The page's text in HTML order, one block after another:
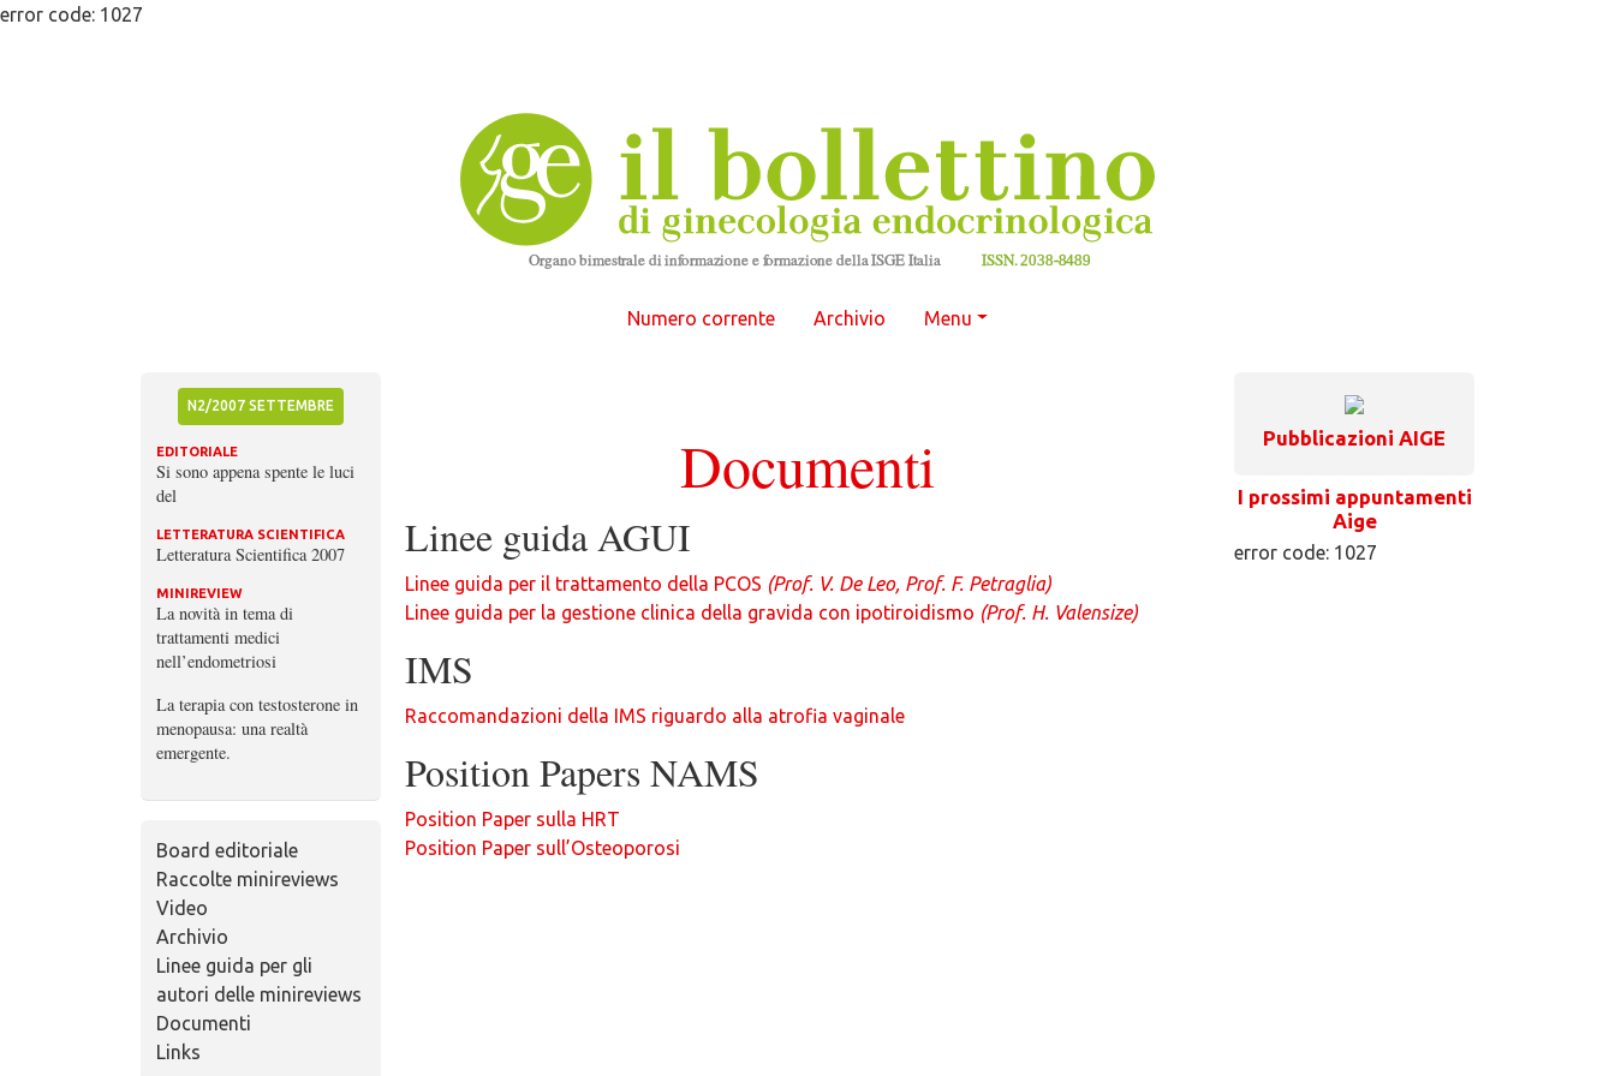
Skip
error code: 1027
Numero corrente Archivio Menu
N2/2007 SETTEMBRE
EDITORIALE
Si sono appena spente le luci
del
LETTERATURA SCIENTIFICA
Letteratura Scientifica 2007
MINIREVIEW
La novità in tema di
trattamenti medici
nell’endometriosi
La terapia con testosterone in
menopausa: una realtà
emergente.
Board editoriale
Raccolte minireviews
Video
Archivio
Linee guida per gli
autori delle minireviews
Documenti
Links
Documenti
Linee guida AGUI
Linee guida per il trattamento della PCOS (Prof. V. De Leo, Prof. F. Petraglia)
Linee guida per la gestione clinica della gravida con ipotiroidismo (Prof. H. Valensize)
IMS
Raccomandazioni della IMS riguardo alla atrofia vaginale
Position Papers NAMS
Position Paper sulla HRT
Position Paper sull’Osteoporosi
Pubblicazioni AIGE
I prossimi appuntamenti
Aige
error code: 1027